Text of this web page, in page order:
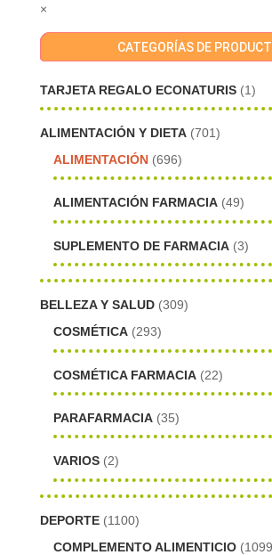
×
CATEGORÍAS DE
TARJETA REGALO ECONATURIS (1)
ALIMENTACIÓN Y DIETA (701)
ALIMENTACIÓN (696)
ALIMENTACIÓN FARMACIA (49)
SUPLEMENTO DE FARMACIA (3)
BELLEZA Y SALUD (309)
COSMÉTICA (293)
COSMÉTICA FARMACIA (22)
PARAFARMACIA (35)
VARIOS (2)
DEPORTE (1100)
COMPLEMENTO ALIMENTICIO